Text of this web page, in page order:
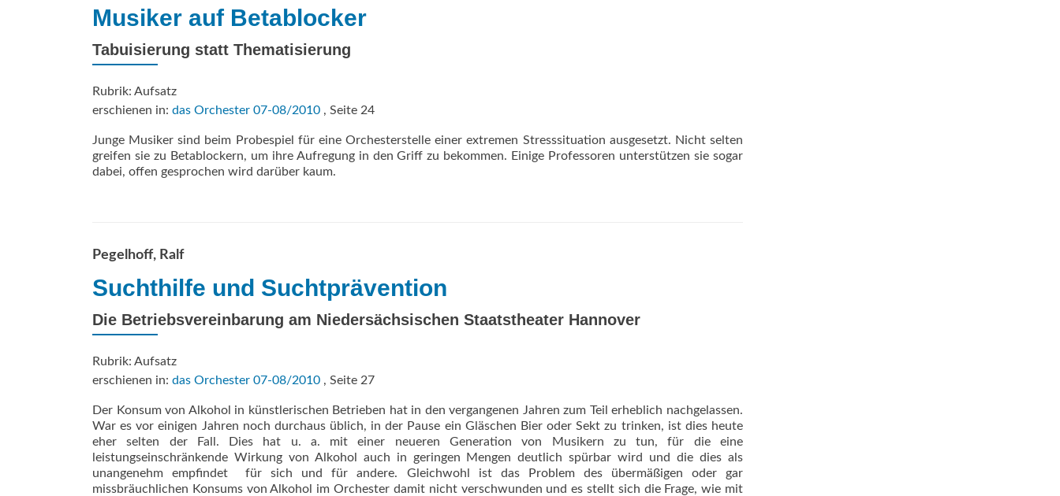
Musiker auf Betablocker
Tabuisierung statt Thematisierung
Rubrik: Aufsatz
erschienen in: das Orchester 07-08/2010 , Seite 24
Junge Musiker sind beim Probespiel für eine Orchesterstelle einer extremen Stresssituation ausgesetzt. Nicht selten
greifen sie zu Betablockern, um ihre Aufregung in den Griff zu bekommen. Einige Professoren unterstützen sie sogar
dabei, offen gesprochen wird darüber kaum.
Pegelhoff, Ralf
Suchthilfe und Suchtprävention
Die Betriebsvereinbarung am Niedersächsischen Staatstheater Hannover
Rubrik: Aufsatz
erschienen in: das Orchester 07-08/2010 , Seite 27
Der Konsum von Alkohol in künstlerischen Betrieben hat in den vergangenen Jahren zum Teil erheblich nachgelassen.
War es vor einigen Jahren noch durchaus üblich, in der Pause ein Gläschen Bier oder Sekt zu trinken, ist dies heute
eher selten der Fall. Dies hat u. a. mit einer neueren Generation von Musikern zu tun, für die eine
leistungseinschränkende Wirkung von Alkohol auch in geringen Mengen deutlich spürbar wird und die dies als
unangenehm empfindet  für sich und für andere. Gleichwohl ist das Problem des übermäßigen oder gar
missbräuchlichen Konsums von Alkohol im Orchester damit nicht verschwunden und es stellt sich die Frage, wie mit